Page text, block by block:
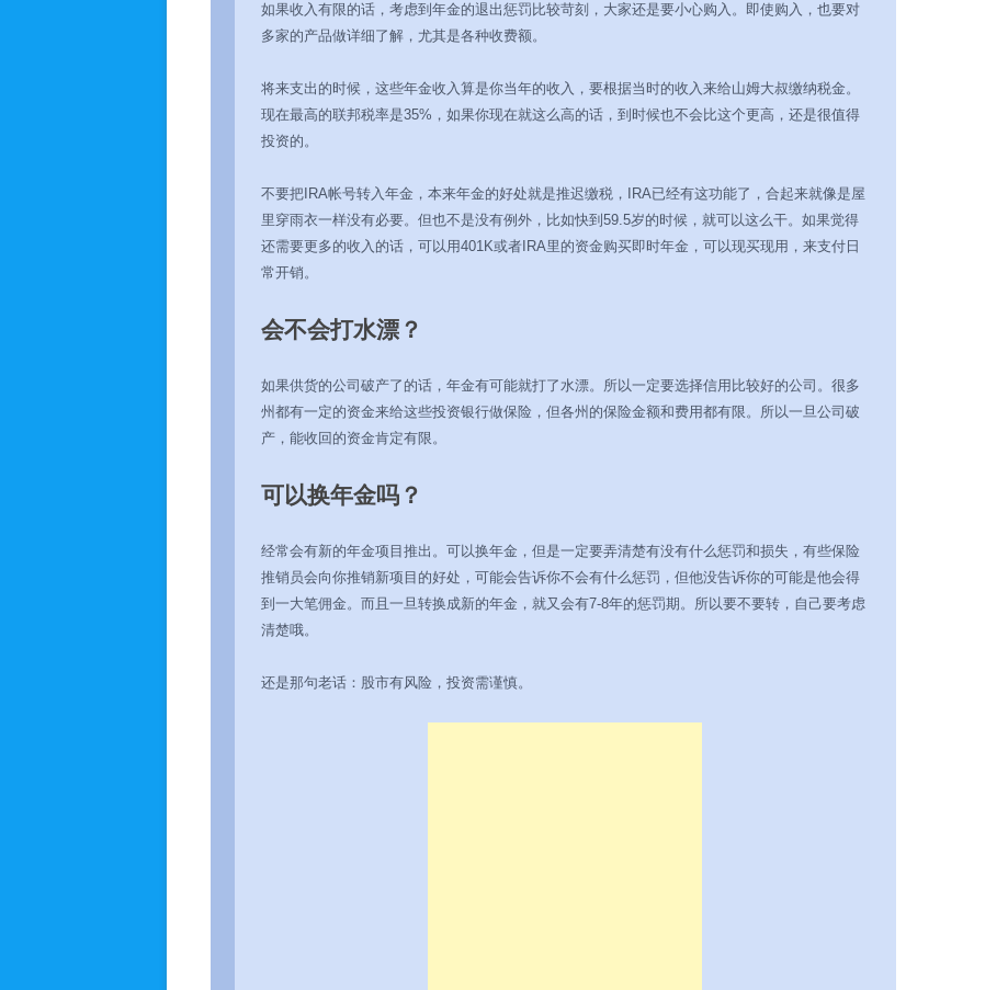
如果收入有限的话，考虑到年金的退出惩罚比较苛刻，大家还是要小心购入。即使购入，也要对
多家的产品做详细了解，尤其是各种收费额。
将来支出的时候，这些年金收入算是你当年的收入，要根据当时的收入来给山姆大叔缴纳税金。
现在最高的联邦税率是35%，如果你现在就这么高的话，到时候也不会比这个更高，还是很值得
投资的。
不要把IRA帐号转入年金，本来年金的好处就是推迟缴税，IRA已经有这功能了，合起来就像是屋
里穿雨衣一样没有必要。但也不是没有例外，比如快到59.5岁的时候，就可以这么干。如果觉得
还需要更多的收入的话，可以用401K或者IRA里的资金购买即时年金，可以现买现用，来支付日
常开销。
会不会打水漂？
如果供货的公司破产了的话，年金有可能就打了水漂。所以一定要选择信用比较好的公司。很多
州都有一定的资金来给这些投资银行做保险，但各州的保险金额和费用都有限。所以一旦公司破
产，能收回的资金肯定有限。
可以换年金吗？
经常会有新的年金项目推出。可以换年金，但是一定要弄清楚有没有什么惩罚和损失，有些保险
推销员会向你推销新项目的好处，可能会告诉你不会有什么惩罚，但他没告诉你的可能是他会得
到一大笔佣金。而且一旦转换成新的年金，就又会有7-8年的惩罚期。所以要不要转，自己要考虑
清楚哦。
还是那句老话：股市有风险，投资需谨慎。